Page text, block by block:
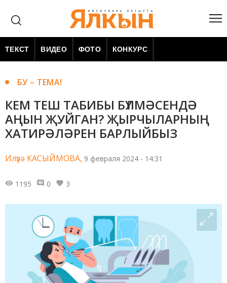
ТЕКСТ ВИДЕО ФОТО КОНКУРС
БУ – ТЕМА!
КЕМ ТЕШ ТАБИБЫ БҮЛМӘСЕНДӘ
АҢЫН ҖУЙГАН? ҖЫРЧЫЛАРНЫҢ
ХАТИРӘЛӘРЕН БАРЛЫЙБЫЗ
Илүзә КАСЫЙМОВА, 9 февраля 2024 - 14:31
1195 0 3